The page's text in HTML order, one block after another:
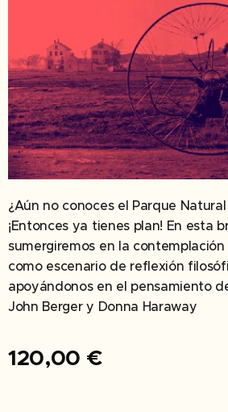
¿Aún no conoces el Parque
¡Entonces ya tienes plan! En esta
sumergiremos en la
como escenario de reflexión
apoyándonos en el pensamiento
John Berger y Donna Haraway
120,00 €